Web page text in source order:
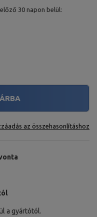
30 napon belül:
az összehasonlításhoz
a gyártótól.